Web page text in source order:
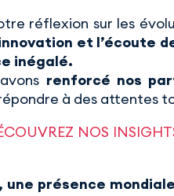
réflexion sur les
et l’écoute
inégalé.
renforcé nos
à des attentes
NOS
une présence